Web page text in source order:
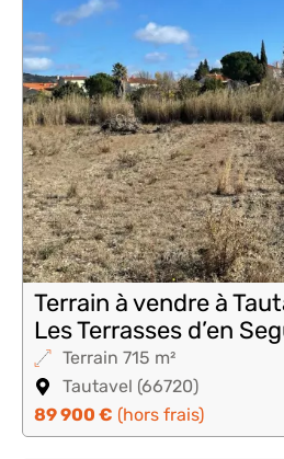
Terrain à vendre à
Les Terrasses d’en
Terrain 715 m²
Tautavel (66720)
89 900 € (hors frais)